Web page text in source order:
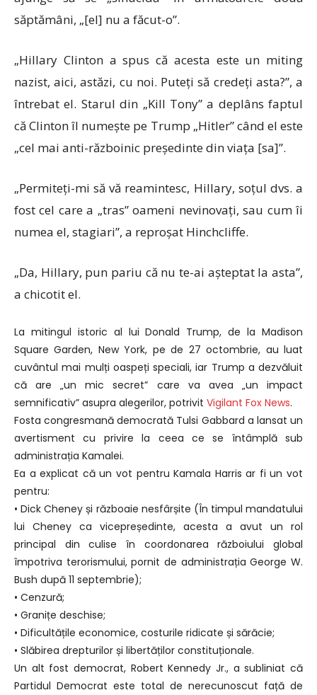
săptămâni, „[el] nu a făcut-o”.
„Hillary Clinton a spus că acesta este un miting
nazist, aici, astăzi, cu noi. Puteți să credeți asta?”, a
întrebat el. Starul din „Kill Tony” a deplâns faptul
că Clinton îl numește pe Trump „Hitler” când el este
„cel mai anti-războinic președinte din viața [sa]”.
„Permiteți-mi să vă reamintesc, Hillary, soțul dvs. a
fost cel care a „tras” oameni nevinovați, sau cum îi
numea el, stagiari”, a reproșat Hinchcliffe.
„Da, Hillary, pun pariu că nu te-ai așteptat la asta”,
a chicotit el.
La mitingul istoric al lui Donald Trump, de la Madison
Square Garden, New York, pe de 27 octombrie, au luat
cuvântul mai mulți oaspeți speciali, iar Trump a dezvăluit
că are „un mic secret” care va avea „un impact
semnificativ” asupra alegerilor, potrivit Vigilant Fox News.
Fosta congresmană democrată Tulsi Gabbard a lansat un
avertisment cu privire la ceea ce se întâmplă sub
administrația Kamalei.
Ea a explicat că un vot pentru Kamala Harris ar fi un vot
pentru:
• Dick Cheney și războaie nesfârșite (În timpul mandatului
lui Cheney ca vicepreședinte, acesta a avut un rol
principal din culise în coordonarea războiului global
împotriva terorismului, pornit de administrația George W.
Bush după 11 septembrie);
• Cenzură;
• Granițe deschise;
• Dificultățile economice, costurile ridicate și sărăcie;
• Slăbirea drepturilor și libertăților constituționale.
Un alt fost democrat, Robert Kennedy Jr., a subliniat că
Partidul Democrat este total de nerecunoscut față de